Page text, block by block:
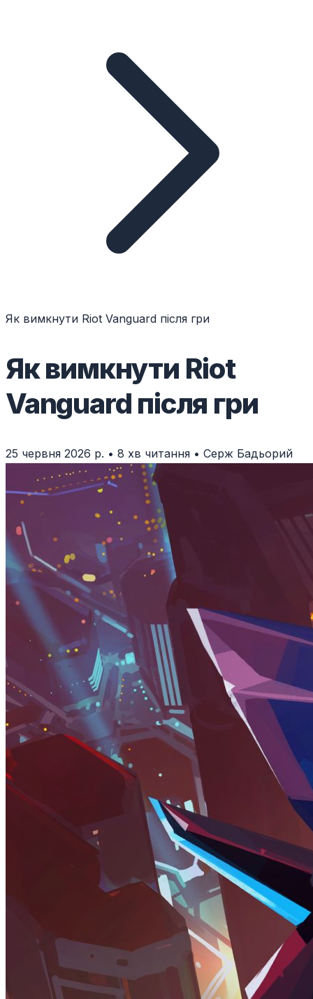
Як вимкнути Riot Vanguard після гри
Як вимкнути Riot
Vanguard після гри
25 червня 2026 р. • 8 хв читання • Серж Бадьорий